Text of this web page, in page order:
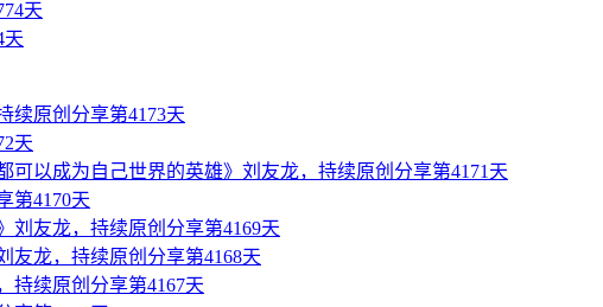
续原创分享第4173天
天
可以成为自己世界的英雄》刘友龙，持续原创分享第4171天
第4170天
刘友龙，持续原创分享第4169天
友龙，持续原创分享第4168天
持续原创分享第4167天